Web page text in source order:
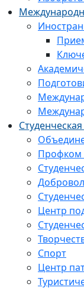
Профком
Центр
Спорт
Центр